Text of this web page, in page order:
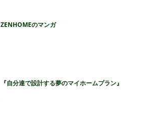
ZENHOMEのマンガ
『自分達で設計する夢のマイホームプラン』